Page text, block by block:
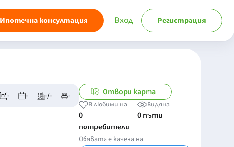
Ипотечна консултация Вход Регистрация
- - -/- - Отвори карта
В любими на
0
потребители
Видяна
0 пъти
Обявата е качена на